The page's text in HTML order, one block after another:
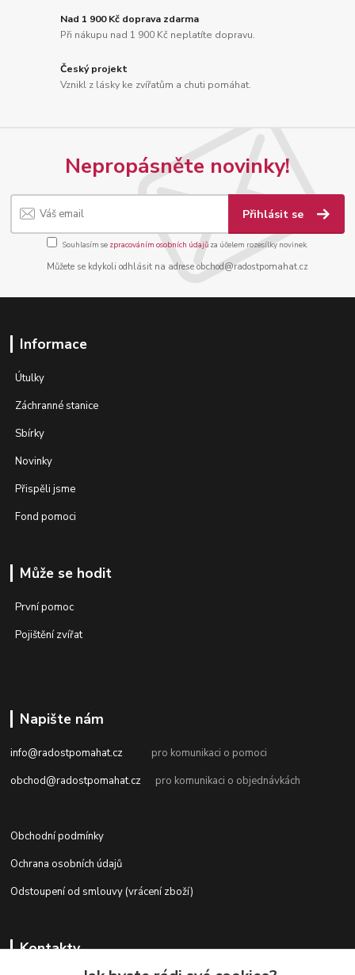
Nad 1 900 Kč doprava zdarma
Při nákupu nad 1 900 Kč neplatíte dopravu.
Český projekt
Vznikl z lásky ke zvířatům a chuti pomáhat.
Nepropásněte novinky!
Přihlásit se
Souhlasím se zpracováním osobních údajů za účelem rozesílky novinek.
Můžete se kdykoli odhlásit na adrese obchod@radostpomahat.cz
Informace
Útulky
Záchranné stanice
Sbírky
Novinky
Přispěli jsme
Fond pomoci
Může se hodit
První pomoc
Pojištění zvířat
Napište nám
info@radostpomahat.cz pro komunikaci o pomoci
obchod@radostpomahat.cz pro komunikaci o objednávkách
Obchodní podmínky
Ochrana osobních údajů
Odstoupení od smlouvy (vrácení zboží)
Kontakty